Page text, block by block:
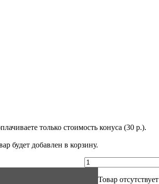
только стоимость конуса (30 р.).
будет добавлен в корзину.
Товар отсутствует